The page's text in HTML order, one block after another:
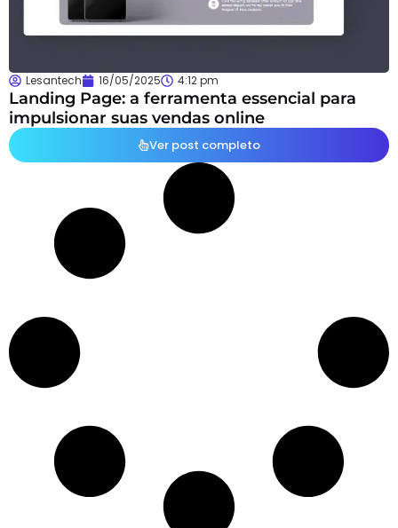
Lesantech 16/05/2025 4:12 pm
Landing Page: a ferramenta essencial para
impulsionar suas vendas online
Ver post completo